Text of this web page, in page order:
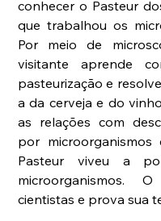
conhecer o Pasteur
que trabalhou os
Por meio de
visitante aprende
pasteurização e
a da cerveja e do
as relações com
por
Pasteur viveu a
microorganismos.
cientistas e prova sua